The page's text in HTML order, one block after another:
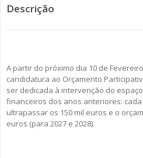
AMADORA LIGA À RESILIÊNCIA
ECOMOVE-TE
HISTÓRIAS DE ABRIL
Descrição
A partir do próximo dia 10 de
candidatura ao Orçamento
ser dedicada à intervenção do
financeiros dos anos anteriores:
ultrapassar os 150 mil euros e o
euros (para 2027 e 2028).